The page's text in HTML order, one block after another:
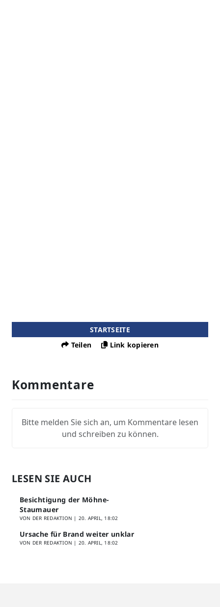
STARTSEITE
Teilen
Link kopieren
Kommentare
Bitte melden Sie sich an, um Kommentare lesen
und schreiben zu können.
LESEN SIE AUCH
Besichtigung der Möhne-
Staumauer
VON DER REDAKTION | 20. APRIL, 18:02
Ursache für Brand weiter unklar
VON DER REDAKTION | 20. APRIL, 18:02